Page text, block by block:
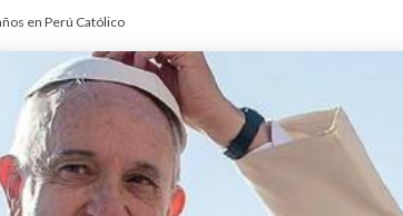
en Perú Católico